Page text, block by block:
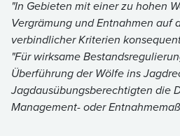
"In Gebieten mit einer zu hohen
Vergrämung und Entnahmen auf
verbindlicher Kriterien
"Für wirksame
Überführung der Wölfe ins
Jagdausübungsberechtigten die
Management- oder